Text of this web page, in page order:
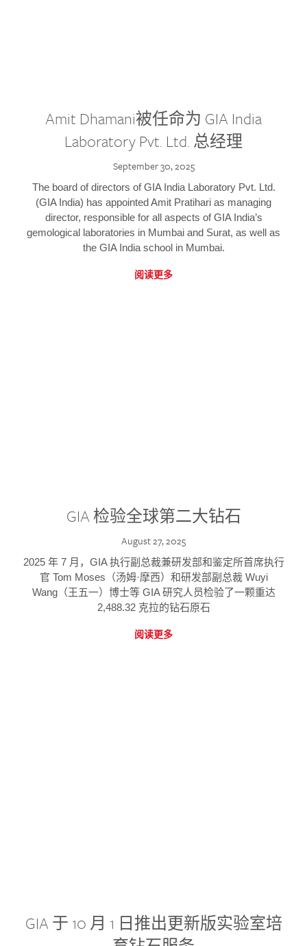
Amit Dhamani被任命为 GIA India
Laboratory Pvt. Ltd. 总经理
September 30, 2025
The board of directors of GIA India Laboratory Pvt. Ltd.
(GIA India) has appointed Amit Pratihari as managing
director, responsible for all aspects of GIA India’s
gemological laboratories in Mumbai and Surat, as well as
the GIA India school in Mumbai.
阅读更多
GIA 检验全球第二大钻石
August 27, 2025
2025 年 7 月，GIA 执行副总裁兼研发部和鉴定所首席执行
官 Tom Moses（汤姆·摩西）和研发部副总裁 Wuyi
Wang（王五一）博士等 GIA 研究人员检验了一颗重达
2,488.32 克拉的钻石原石
阅读更多
GIA 于 10 月 1 日推出更新版实验室培